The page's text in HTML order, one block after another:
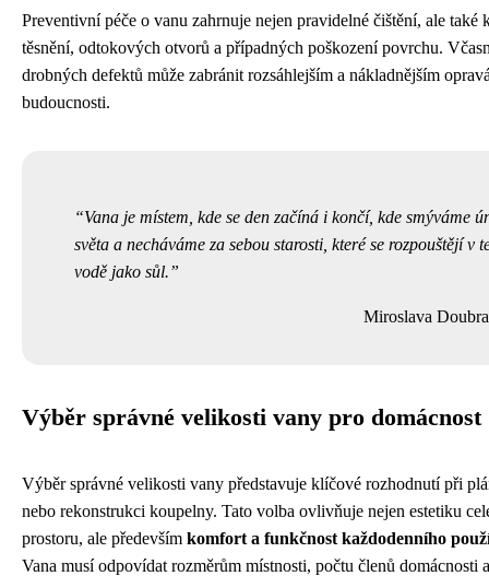
Preventivní péče o vanu zahrnuje nejen pravidelné čištění, ale také
těsnění, odtokových otvorů a případných poškození povrchu.
drobných defektů může zabránit rozsáhlejším a nákladnějším
budoucnosti.
Vana je místem, kde se den začíná i končí, kde smýváme
světa a necháváme za sebou starosti, které se rozpouštějí v
vodě jako sůl.
Miroslava
Výběr správné velikosti vany pro domácnost
Výběr správné velikosti vany představuje klíčové rozhodnutí při
nebo rekonstrukci koupelny. Tato volba ovlivňuje nejen estetiku
prostoru, ale především komfort a funkčnost každodenního
Vana musí odpovídat rozměrům místnosti, počtu členů domácnosti